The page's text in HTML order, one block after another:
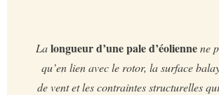
Lalongueur d’une pale d’éoliennene
qu’en lien avec le rotor, la surface
de vent et les contraintes structurelles